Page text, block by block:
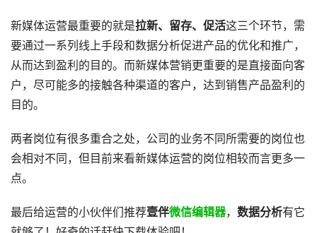
新媒体运营最重要的就是拉新、留存、促活这三个环节，需
要通过一系列线上手段和数据分析促进产品的优化和推广，
从而达到盈利的目的。而新媒体营销更重要的是直接面向客
户，尽可能多的接触各种渠道的客户，达到销售产品盈利的
目的。
两者岗位有很多重合之处，公司的业务不同所需要的岗位也
会相对不同，但目前来看新媒体运营的岗位相较而言更多一
点。
最后给运营的小伙伴们推荐壹伴微信编辑器， 数据分析有它